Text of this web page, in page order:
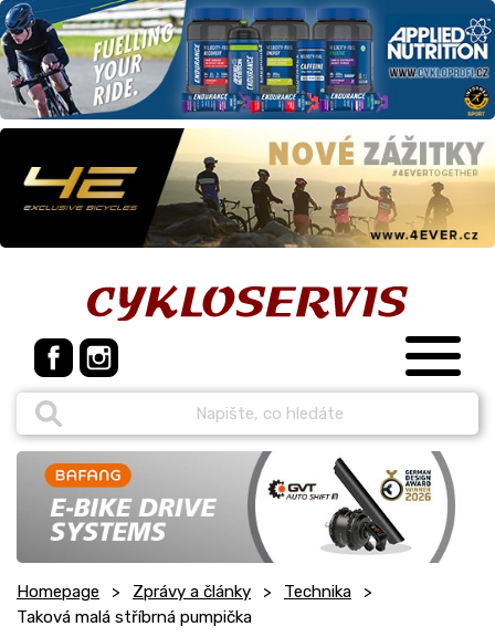
Homepage Zprávy a články
Technika
Taková malá stříbrná pumpička